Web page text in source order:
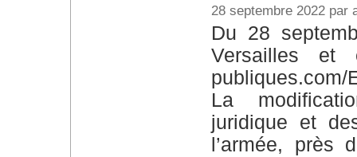
28 septembre 2022 par
Du 28 septembre au 13 octobre En mairie de
Versailles et
publiques.com/
La
juridique et
l’armée, près